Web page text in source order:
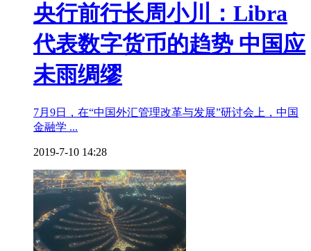
央行前行长周小川：Libra
代表数字货币的趋势 中国应
未雨绸缪
7月9日，在“中国外汇管理改革与发展”研讨会上，中国
金融学 ...
2019-7-10 14:28